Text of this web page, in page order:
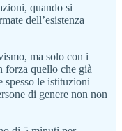
quando si
dell’esistenza
ma solo con i
forza quello che già
spesso le istituzioni
di genere non non